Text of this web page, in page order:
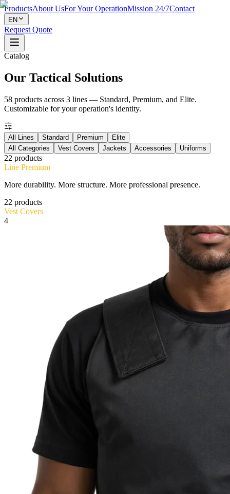
ProductsAbout UsFor Your OperationMission 24/7Contact
EN
Request Quote
Catalog
Our Tactical Solutions
58 products across 3 lines — Standard, Premium, and Elite.
Customizable for your operation's identity.
All Lines Standard Premium
Elite
All Categories
Vest Covers Jackets Accessories Uniforms
22 products
Line Premium
More durability. More structure. More professional presence.
22 products
Vest Covers
4